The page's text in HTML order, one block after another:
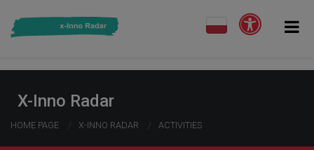
X-Inno Radar
HOME PAGE X-INNO RADAR ACTIVITIES